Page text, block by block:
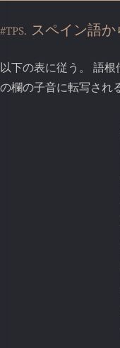
#TPS. スペイン語か
以下の表に従う。 語
の欄の子音に転写される